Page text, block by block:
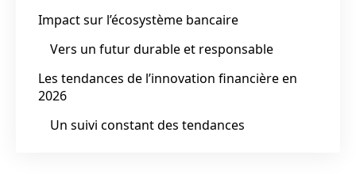
Impact sur l’écosystème bancaire
Vers un futur durable et responsable
Les tendances de l’innovation financière en
2026
Un suivi constant des tendances